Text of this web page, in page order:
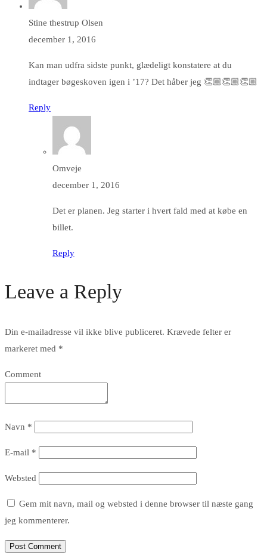
Stine thestrup Olsen
december 1, 2016
Kan man udfra sidste punkt, glædeligt konstatere at du
indtager bøgeskoven igen i ’17? Det håber jeg 👏🏼👏🏼👏🏼
Reply
Omveje
december 1, 2016
Det er planen. Jeg starter i hvert fald med at købe en
billet.
Reply
Leave a Reply
Din e-mailadresse vil ikke blive publiceret. Krævede felter er
markeret med *
Comment
Navn *
E-mail *
Websted
Gem mit navn, mail og websted i denne browser til næste gang
jeg kommenterer.